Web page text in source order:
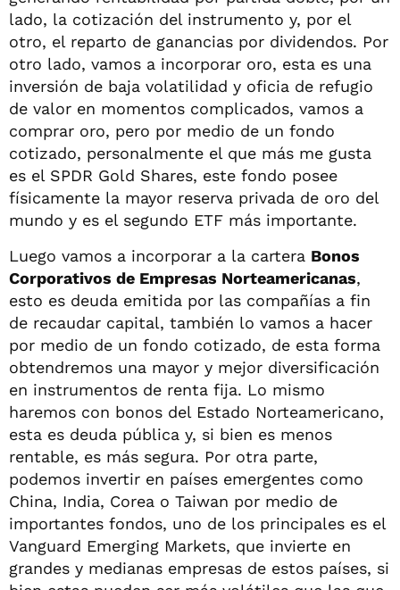
lado, la cotización del instrumento y, por el
otro, el reparto de ganancias por dividendos. Por
otro lado, vamos a incorporar oro, esta es una
inversión de baja volatilidad y oficia de refugio
de valor en momentos complicados, vamos a
comprar oro, pero por medio de un fondo
cotizado, personalmente el que más me gusta
es el SPDR Gold Shares, este fondo posee
físicamente la mayor reserva privada de oro del
mundo y es el segundo ETF más importante.
Luego vamos a incorporar a la cartera Bonos
Corporativos de Empresas Norteamericanas,
esto es deuda emitida por las compañías a fin
de recaudar capital, también lo vamos a hacer
por medio de un fondo cotizado, de esta forma
obtendremos una mayor y mejor diversificación
en instrumentos de renta fija. Lo mismo
haremos con bonos del Estado Norteamericano,
esta es deuda pública y, si bien es menos
rentable, es más segura. Por otra parte,
podemos invertir en países emergentes como
China, India, Corea o Taiwan por medio de
importantes fondos, uno de los principales es el
Vanguard Emerging Markets, que invierte en
grandes y medianas empresas de estos países, si